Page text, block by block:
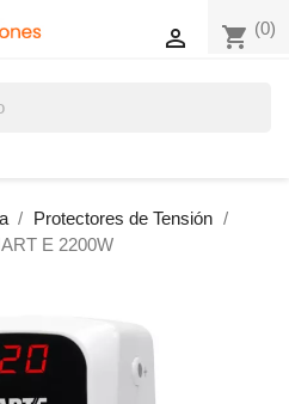
shopping_cart (0)

Protectores de Tensión
E 2200W